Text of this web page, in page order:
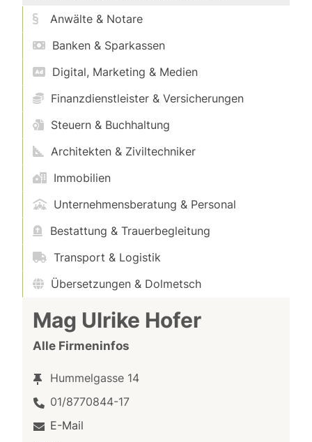
Anwälte & Notare
Banken & Sparkassen
Digital, Marketing & Medien
Finanzdienstleister & Versicherungen
Steuern & Buchhaltung
Architekten & Ziviltechniker
Immobilien
Unternehmensberatung & Personal
Bestattung & Trauerbegleitung
Transport & Logistik
Übersetzungen & Dolmetsch
Mag Ulrike Hofer
Alle Firmeninfos
Hummelgasse 14
01/8770844-17
E-Mail